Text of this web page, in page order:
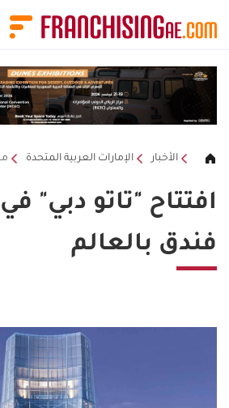
الأخبار الإمارات العربية المتحدة
افتتاح "تاتو دبي"
فندق بالعالم
لوحة